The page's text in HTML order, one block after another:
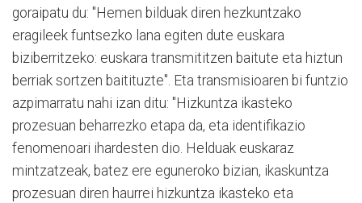
goraipatu du: "Hemen bilduak diren hezkuntzako
eragileek funtsezko lana egiten dute euskara
biziberritzeko: euskara transmititzen baitute eta hiztun
berriak sortzen baitituzte". Eta transmisioaren bi funtzio
azpimarratu nahi izan ditu: "Hizkuntza ikasteko
prozesuan beharrezko etapa da, eta identifikazio
fenomenoari ihardesten dio. Helduak euskaraz
mintzatzeak, batez ere eguneroko bizian, ikaskuntza
prozesuan diren haurrei hizkuntza ikasteko eta